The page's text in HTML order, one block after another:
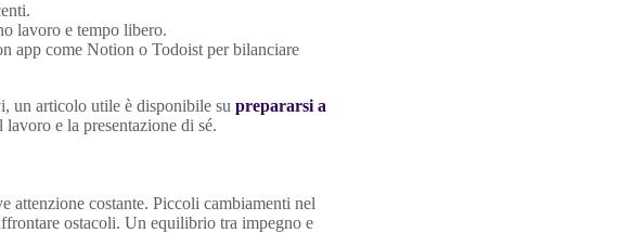
lavoro e tempo libero.
app come Notion o Todoist per bilanciare
un articolo utile è disponibile su prepararsi a
lavoro e la presentazione di sé.
attenzione costante. Piccoli cambiamenti nel
ostacoli. Un equilibrio tra impegno e